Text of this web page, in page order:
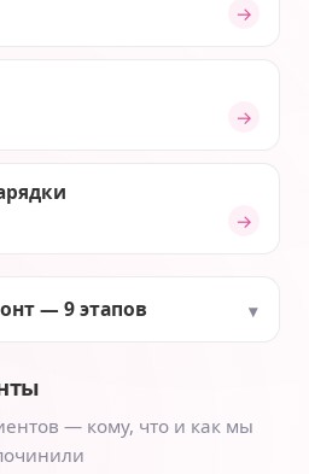
→
→
→
— 9 этапов
— кому, что и как мы